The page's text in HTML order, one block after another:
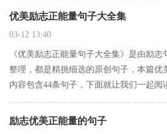
于是 我嘲笑了自己。正能量的说说心情
优美励志正能量句子大全集
03-12 13:40
《优美励志正能量句子大全集》是由励
整理，都是精挑细选的原创句子，本篇优
内容包含44条句子，下面就让我们一起阅
学了，该收拾一下书包了。2、在球场上
点。作为一个控球后卫，你总是可以做出
励志优美正能量的句子